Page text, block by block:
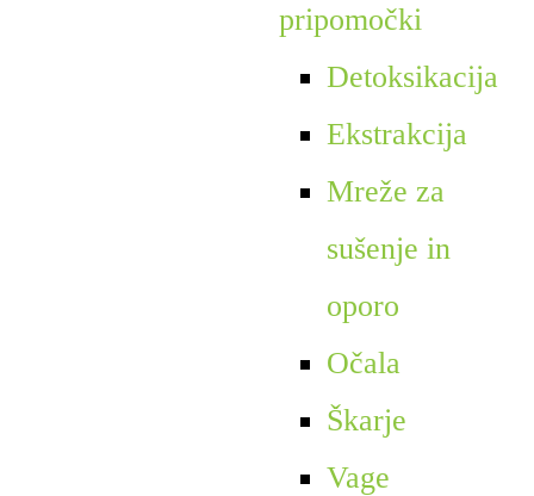
pripomočki
Detoksikacija
Ekstrakcija
Mreže za
sušenje in
oporo
Očala
Škarje
Vage